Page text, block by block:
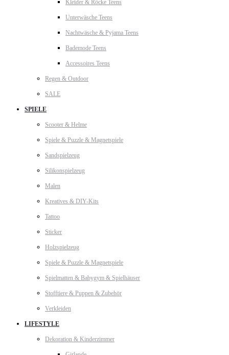
Kleider & Röcke Teens
Unterwäsche Teens
Nachtwäsche & Pyjama Teens
Bademode Teens
Accessoires Teens
Regen & Outdoor
SALE
SPIELE
Scooter & Helme
Spiele & Puzzle & Magnetspiele
Sandspielzeug
Silikonspielzeug
Malen
Kreatives & DIY-Kits
Tattoo
Sticker
Holzspielzeug
Spiele & Puzzle & Magnetspiele
Spielmatten & Babygym & Spielhäuser
Stofftiere & Puppen & Zubehör
Verkleiden
LIFESTYLE
Dekoration & Kinderzimmer